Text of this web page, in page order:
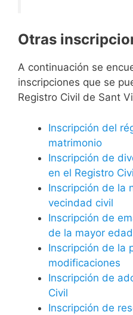
Otras
A continuación se
inscripciones que se
Registro Civil de Sant
Inscripción del
matrimonio
Inscripción de
en el Registro
Inscripción de la
vecindad civil
Inscripción de
de la mayor edad
Inscripción de la
modificaciones
Inscripción de
Civil
Inscripción de